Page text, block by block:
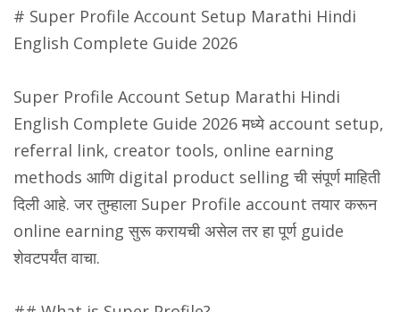
# Super Profile Account Setup Marathi Hindi
English Complete Guide 2026
Super Profile Account Setup Marathi Hindi
English Complete Guide 2026 मध्ये account setup,
referral link, creator tools, online earning
methods आणि digital product selling ची संपूर्ण माहिती
दिली आहे. जर तुम्हाला Super Profile account तयार करून
online earning सुरू करायची असेल तर हा पूर्ण guide
शेवटपर्यंत वाचा.